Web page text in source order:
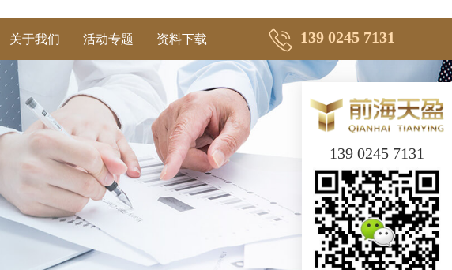
关于我们 活动专题 资料下载 139 0245 7131
139 0245 7131